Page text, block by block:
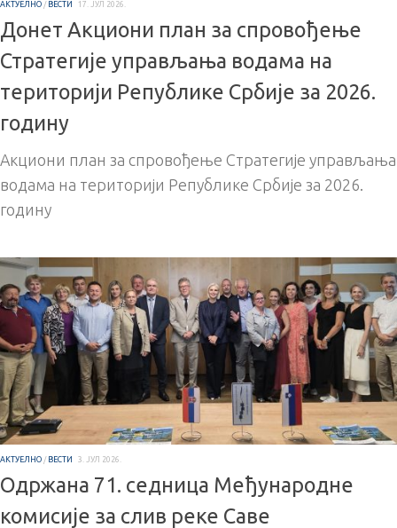
АКТУЕЛНО / ВЕСТИ 17. ЈУЛ 2026.
Донет Акциони план за спровођење
Стратегије управљања водама на
територији Републике Србије за 2026.
годину
Акциони план за спровођење Стратегије управљања
водама на територији Републике Србије за 2026.
годину
АКТУЕЛНО / ВЕСТИ 3. ЈУЛ 2026.
Одржана 71. седница Међународне
комисије за слив реке Саве